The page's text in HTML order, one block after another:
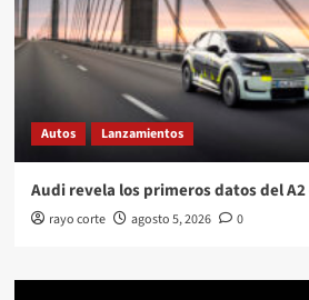
Autos Lanzamientos
Audi revela los primeros datos del
rayo corte agosto 5, 2026 0